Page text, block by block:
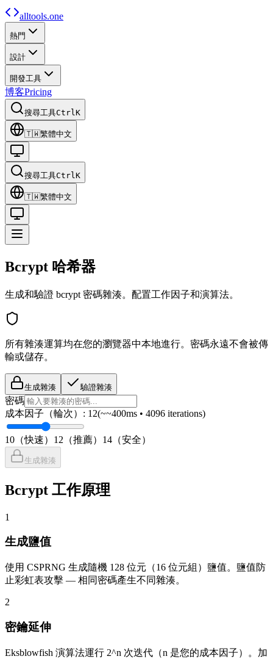
alltools.one
熱門
設計
開發工具
博客Pricing
搜尋工具CtrlK
🇹🇼繁體中文
搜尋工具CtrlK
🇹🇼繁體中文
Bcrypt 哈希器
生成和驗證 bcrypt 密碼雜湊。配置工作因子和演算法。
所有雜湊運算均在您的瀏覽器中本地進行。密碼永遠不會被傳
輸或儲存。
生成雜湊 驗證雜湊
密碼
成本因子（輪次） : 12(~~400ms • 4096 iterations)
10（快速） 12（推薦） 14（安全）
生成雜湊
Bcrypt 工作原理
1
生成鹽值
使用 CSPRNG 生成隨機 128 位元（16 位元組）鹽值。鹽值防
止彩虹表攻擊 — 相同密碼產生不同雜湊。
2
密鑰延伸
Eksblowfish 演算法運行 2^n 次迭代（n 是您的成本因子）。加